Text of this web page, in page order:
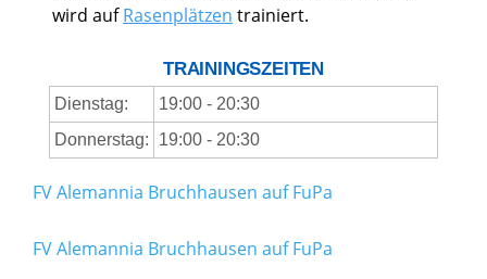
wird aufRasenplätzen trainiert.
TRAININGSZEITEN
Dienstag:
19:00 - 20:30
Donnerstag:
19:00 - 20:30
FV Alemannia Bruchhausen auf FuPa
FV Alemannia Bruchhausen auf FuPa